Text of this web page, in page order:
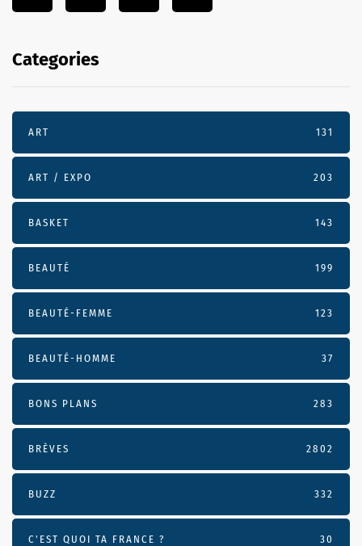
Categories
ART 131
ART / EXPO 203
BASKET 143
BEAUTÉ 199
BEAUTÉ-FEMME 123
BEAUTÉ-HOMME 37
BONS PLANS 283
BRÈVES 2802
BUZZ 332
C'EST QUOI TA FRANCE ? 30